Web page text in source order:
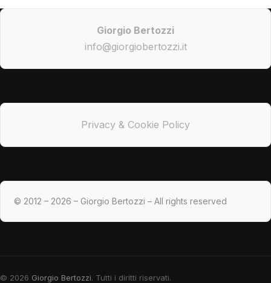
Giorgio Bertozzi
info@giorgiobertozzi.it
Privacy & Cookie Policy
© 2012 – 2026 – Giorgio Bertozzi – All rights reserved
© 2026 Giorgio Bertozzi. Tutti i diritti riservati.